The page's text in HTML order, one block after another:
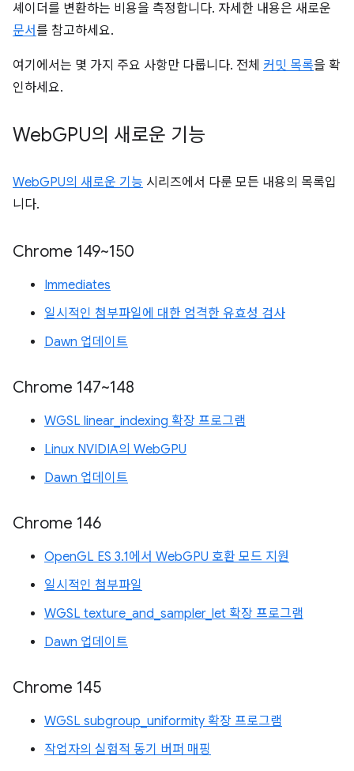
셰이더를 변환하는 비용을 측정합니다. 자세한 내용은 새로운
문서를 참고하세요.
여기에서는 몇 가지 주요 사항만 다룹니다. 전체 커밋 목록을 확
인하세요.
WebGPU의 새로운 기능
WebGPU의 새로운 기능 시리즈에서 다룬 모든 내용의 목록입
니다.
Chrome 149~150
Immediates
일시적인 첨부파일에 대한 엄격한 유효성 검사
Dawn 업데이트
Chrome 147~148
WGSL linear_indexing 확장 프로그램
Linux NVIDIA의 WebGPU
Dawn 업데이트
Chrome 146
OpenGL ES 3.1에서 WebGPU 호환 모드 지원
일시적인 첨부파일
WGSL texture_and_sampler_let 확장 프로그램
Dawn 업데이트
Chrome 145
WGSL subgroup_uniformity 확장 프로그램
작업자의 실험적 동기 버퍼 매핑